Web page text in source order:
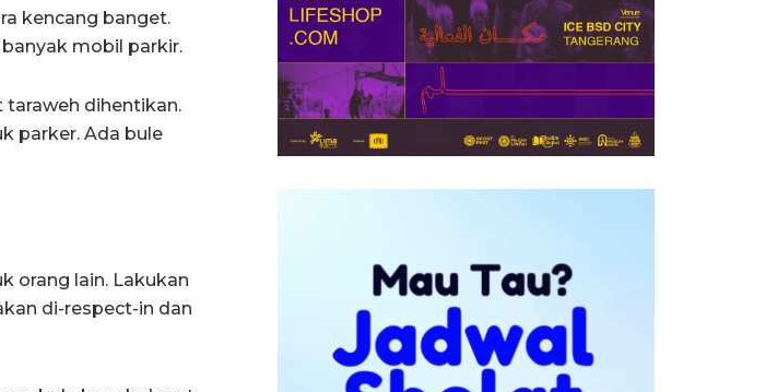
kencang banget.
mobil parkir.
taraweh dihentikan.
parker. Ada bule
orang lain. Lakukan
di-respect-in dan